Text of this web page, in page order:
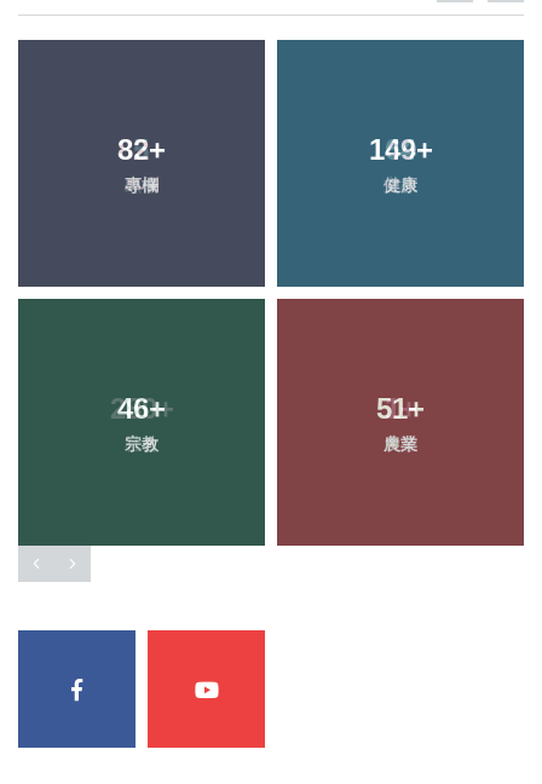
82+
專欄
149+
健康
46+
宗教
51+
農業